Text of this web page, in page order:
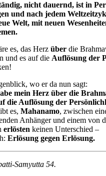
nicht dauernd, ist in
und nach jedem
Welt, mit neuen
es, das Herz über die
und es auf die Auflösung der
wo er da nun sagt:
mein Herz über die
die Auflösung der
es, Mahanamo, zwischen
Anhänger und einem von
erlösten keinen Unterschied –
Erlösung gegen Erlösung.
Samyutta 54.